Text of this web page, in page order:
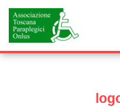
Vai
al
contenuto